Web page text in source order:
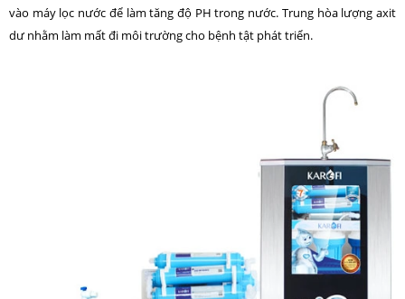
vào máy lọc nước để làm tăng độ PH trong nước. Trung hòa lượng axit
dư nhằm làm mất đi môi trường cho bệnh tật phát triển.